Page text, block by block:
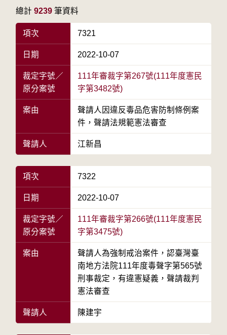
總計 9239 筆資料
項次 7321
日期 2022-10-07
裁定字號／
原分案號
111年審裁字第267號(111年度憲民
字第3482號)
案由
聲請人因違反毒品危害防制條例案
件，聲請法規範憲法審查
聲請人 江新昌
項次 7322
日期 2022-10-07
裁定字號／
原分案號
111年審裁字第266號(111年度憲民
字第3475號)
案由
聲請人為強制戒治案件，認臺灣臺
南地方法院111年度毒聲字第565號
刑事裁定，有違憲疑義，聲請裁判
憲法審查
聲請人 陳建宇